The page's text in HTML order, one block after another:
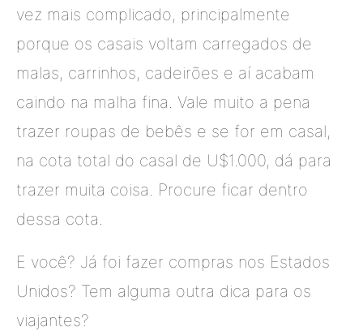
vez mais complicado, principalmente
porque os casais voltam carregados de
malas, carrinhos, cadeirões e aí acabam
caindo na malha fina. Vale muito a pena
trazer roupas de bebês e se for em casal,
na cota total do casal de U$1.000, dá para
trazer muita coisa. Procure ficar dentro
dessa cota.
E você? Já foi fazer compras nos Estados
Unidos? Tem alguma outra dica para os
viajantes?